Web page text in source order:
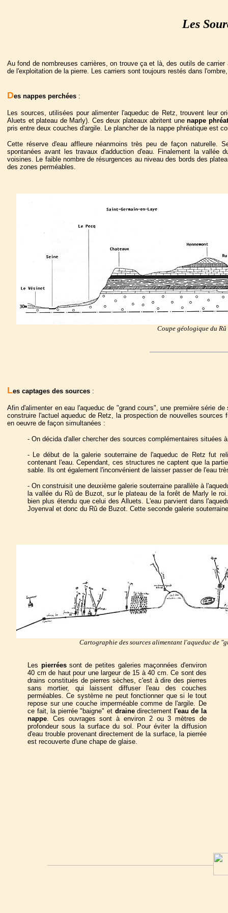
Les
Au fond de nombreuses carrières, on trouve ça et là, des outils de
de l'exploitation de la pierre. Les carriers sont toujours restés dans
Des nappes perchées :
Les sources, utilisées pour alimenter l'aqueduc de Retz, trouvent leur
Aluets et plateau de Marly). Ces deux plateaux abritent unenappe
pris entre deux couches d'argile. Le plancher de la nappe phréatique est
Cette réserve d'eau affleure néanmoins très peu de façon naturelle.
spontanées avant les travaux d'adduction d'eau. Finalement la
voisines. Le faible nombre de résurgences au niveau des bords des
des zones perméables.
Coupe géologique du
Les captages des sources :
Afin d'alimenter en eau l'aqueduc de "grand cours", une première série
construire l'actuel aqueduc de Retz, la prospection de nouvelles
en oeuvre de façon simultanées :
- On décida d'aller chercher des sources complémentaires situées
- Le début de la galerie souterraine de l'aqueduc de Retz fut
contenant l'eau. Cependant, ces structures ne captent que la
sable. Ils ont également l'inconvénient de laisser passer de l'eau
- On construisit une deuxième galerie souterraine parallèle à
la vallée du Rû de Buzot, sur le plateau de la forêt de Marly le
bien plus étendu que celui des Alluets. L'eau parvient dans
Joyenval et donc du Rû de Buzot. Cette seconde galerie
Cartographie des sources alimentant l'aqueduc de
Les pierréessont de petites galeries maçonnées d'environ
40 cm de haut pour une largeur de 15 à 40 cm. Ce sont des
drains constitués de pierres sèches, c'est à dire des pierres
sans mortier, qui laissent diffuser l'eau des couches
perméables. Ce système ne peut fonctionner que si le tout
repose sur une couche imperméable comme de l'argile. De
ce fait, la pierrée "baigne" et drainedirectement l'eau de la
nappe. Ces ouvrages sont à environ 2 ou 3 mètres de
profondeur sous la surface du sol. Pour éviter la diffusion
d'eau trouble provenant directement de la surface, la pierrée
est recouverte d'une chape de glaise.